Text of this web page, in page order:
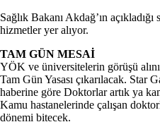
Sağlık Bakanı Akdağ’ın
hizmetler yer alıyor.
TAM GÜN MESAİ
YÖK ve üniversitelerin görüşü
Tam Gün Yasası çıkarılacak. Star
haberine göre Doktorlar artık ya
Kamu hastanelerinde çalışan
dönemi bitecek.